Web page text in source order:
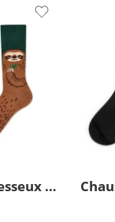
Chaussettes Paresseux dépareillées originales